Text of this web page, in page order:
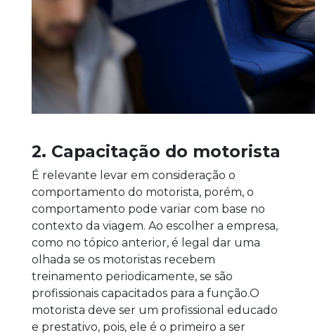
2. Capacitação do motorista
É relevante levar em consideração o
comportamento do motorista, porém, o
comportamento pode variar com base no
contexto da viagem. Ao escolher a empresa,
como no tópico anterior, é legal dar uma
olhada se os motoristas recebem
treinamento periodicamente, se são
profissionais capacitados para a função.O
motorista deve ser um profissional educado
e prestativo, pois, ele é o primeiro a ser